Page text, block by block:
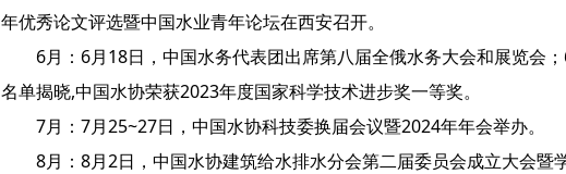
年优秀论文评选暨中国水业青年论坛在西安召开。
6月：6月18日，中国水务代表团出席第八届全俄水务大会和展览会
名单揭晓,中国水协荣获2023年度国家科学技术进步奖一等奖。
7月：7月25~27日，中国水协科技委换届会议暨2024年年会举办。
8月：8月2日，中国水协建筑给水排水分会第二届委员会成立大会暨